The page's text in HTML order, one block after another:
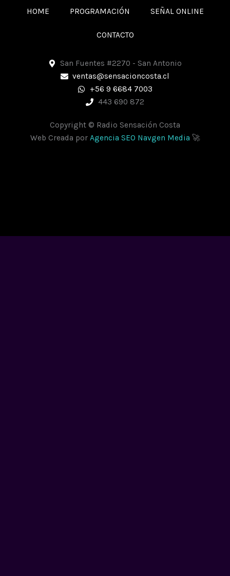
e
k
t
g
a
m
t
p
HOME PROGRAMACIÓN SEÑAL ONLINE
CONTACTO
San Fuentes #2270 - San Antonio
ventas@sensacioncosta.cl
+56 9 6684 7003
443 690 872
Copyright © Radio Sensación Costa
Web Creada por Agencia SEO Navgen Media 🚀